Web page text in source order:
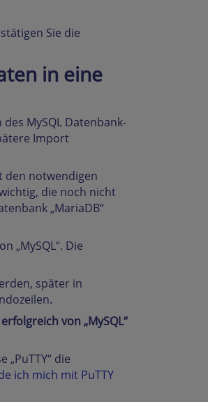
Sie die
in eine
MySQL Datenbank-
Import
den notwendigen
die noch nicht
„MariaDB“
„MySQL“. Die
später in
von „MySQL“
die
ich mich mit PuTTY